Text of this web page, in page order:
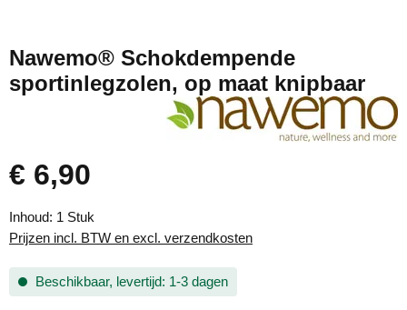
Nawemo® Schokdempende
sportinlegzolen, op maat knipbaar
Normale prijs:
€ 6,90
Inhoud: 1 Stuk
Prijzen incl. BTW en excl. verzendkosten
Beschikbaar, levertijd: 1-3 dagen